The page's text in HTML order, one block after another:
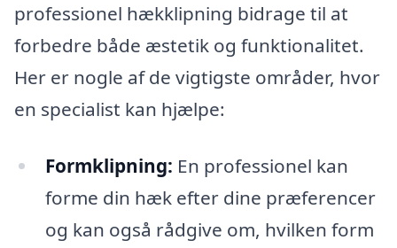
professionel hækklipning bidrage til at
forbedre både æstetik og funktionalitet.
Her er nogle af de vigtigste områder, hvor
en specialist kan hjælpe:
Formklipning: En professionel kan
forme din hæk efter dine præferencer
og kan også rådgive om, hvilken form